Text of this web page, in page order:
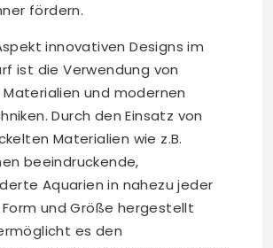
fördern.
innovativen Designs im
ist die Verwendung von
und modernen
Durch den Einsatz von
Materialien wie z.B.
beeindruckende,
Aquarien in nahezu jeder
und Größe hergestellt
es den